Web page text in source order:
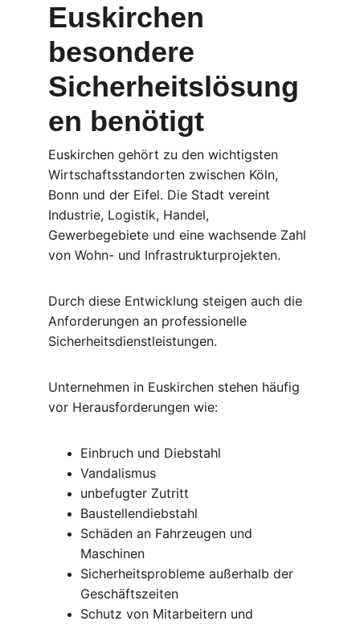
Euskirchen
besondere
Sicherheitslösung
en benötigt
Euskirchen gehört zu den wichtigsten
Wirtschaftsstandorten zwischen Köln,
Bonn und der Eifel. Die Stadt vereint
Industrie, Logistik, Handel,
Gewerbegebiete und eine wachsende Zahl
von Wohn- und Infrastrukturprojekten.
Durch diese Entwicklung steigen auch die
Anforderungen an professionelle
Sicherheitsdienstleistungen.
Unternehmen in Euskirchen stehen häufig
vor Herausforderungen wie:
Einbruch und Diebstahl
Vandalismus
unbefugter Zutritt
Baustellendiebstahl
Schäden an Fahrzeugen und
Maschinen
Sicherheitsprobleme außerhalb der
Geschäftszeiten
Schutz von Mitarbeitern und